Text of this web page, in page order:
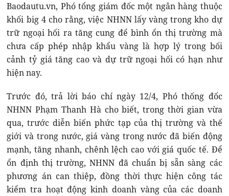
Baodautu.vn, Phó tổng giám đốc một ngân hàng thuộc
khối big 4 cho rằng, việc NHNN lấy vàng trong kho dự
trữ ngoại hối ra tăng cung để bình ổn thị trường mà
chưa cấp phép nhập khẩu vàng là hợp lý trong bối
cảnh tỷ giá tăng cao và dự trữ ngoại hối có hạn như
hiện nay.
Trước đó, trả lời báo chí ngày 12/4, Phó thống đốc
NHNN Phạm Thanh Hà cho biết, trong thời gian vừa
qua, trước diễn biến phức tạp của thị trường và thế
giới và trong nước, giá vàng trong nước đã biến động
mạnh, tăng nhanh, chênh lệch cao với giá quốc tế. Để
ổn định thị trường, NHNN đã chuẩn bị sẵn sàng các
phương án can thiệp, đồng thời thực hiện công tác
kiểm tra hoạt động kinh doanh vàng của các doanh